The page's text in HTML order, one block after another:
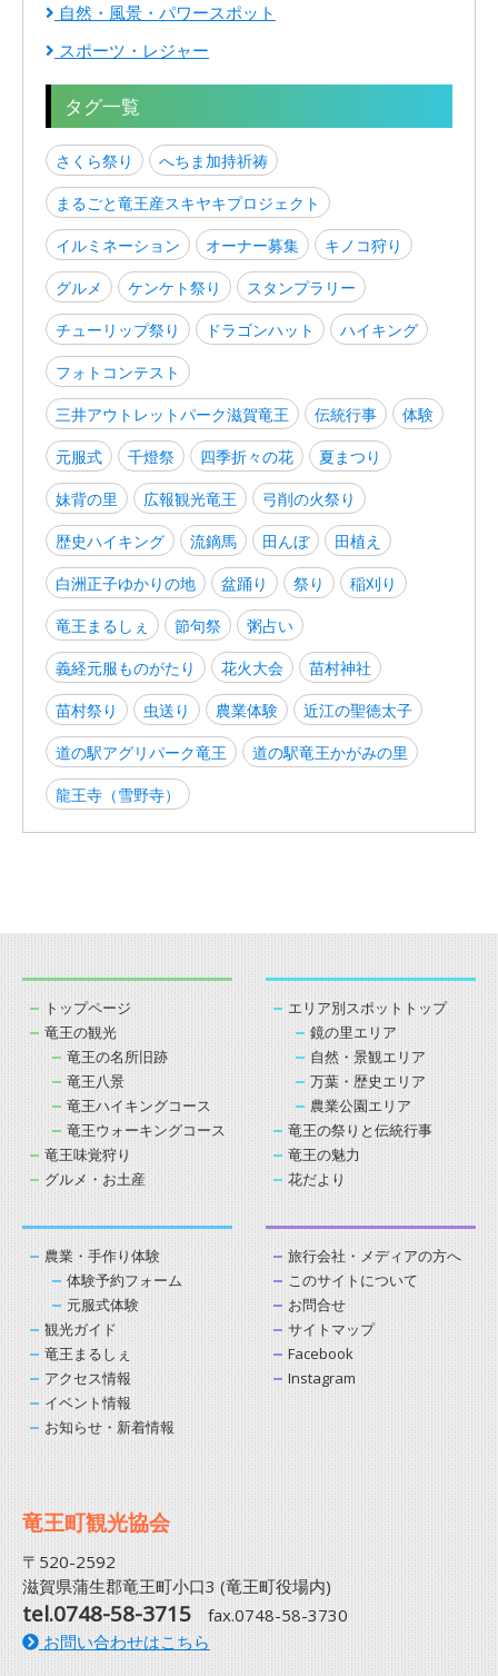
自然・風景・パワースポット
スポーツ・レジャー
タグ一覧
さくら祭り
へちま加持祈祷
まるごと竜王産スキヤキプロジェクト
イルミネーション
オーナー募集
キノコ狩り
グルメ
ケンケト祭り
スタンプラリー
チューリップ祭り
ドラゴンハット
ハイキング
フォトコンテスト
三井アウトレットパーク滋賀竜王
伝統行事
体験
元服式
千燈祭 四季折々の花
夏まつり
妹背の里
広報観光竜王
弓削の火祭り
歴史ハイキング
流鏑馬 田んぼ
田植え
白洲正子ゆかりの地
盆踊り 祭り
稲刈り
竜王まるしぇ
節句祭
粥占い
義経元服ものがたり
花火大会
苗村神社
苗村祭り
虫送り 農業体験
近江の聖徳太子
道の駅アグリパーク竜王
道の駅竜王かがみの里
龍王寺（雪野寺）
トップページ
竜王の観光
竜王の名所旧跡
竜王八景
竜王ハイキングコース
竜王ウォーキングコース
竜王味覚狩り
グルメ・お土産
エリア別スポットトップ
鏡の里エリア
自然・景観エリア
万葉・歴史エリア
農業公園エリア
竜王の祭りと伝統行事
竜王の魅力
花だより
農業・手作り体験
体験予約フォーム
元服式体験
観光ガイド
竜王まるしぇ
アクセス情報
イベント情報
お知らせ・新着情報
旅行会社・メディアの方へ
このサイトについて
お問合せ
サイトマップ
Facebook
Instagram
竜王町観光協会
〒520-2592
滋賀県蒲生郡竜王町小口3 (竜王町役場内)
tel.0748-58-3715 fax.0748-58-3730
お問い合わせはこちら